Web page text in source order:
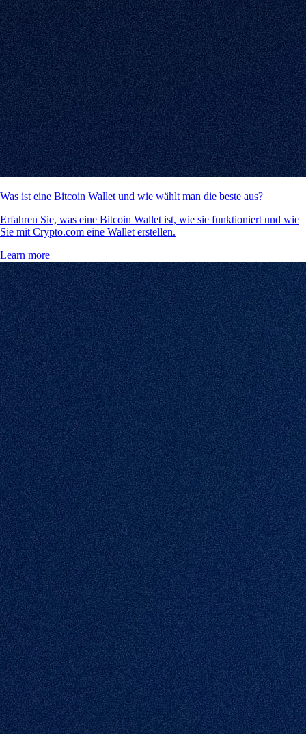
Was ist eine Bitcoin Wallet und wie wählt man die beste aus?
Erfahren Sie, was eine Bitcoin Wallet ist, wie sie funktioniert und wie
Sie mit Crypto.com eine Wallet erstellen.
Learn more